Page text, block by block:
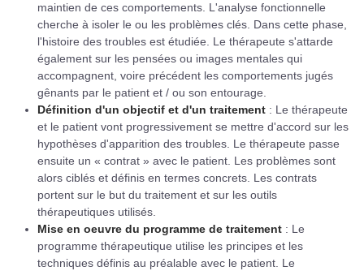
maintien de ces comportements. L'analyse fonctionnelle
cherche à isoler le ou les problèmes clés. Dans cette phase,
l'histoire des troubles est étudiée. Le thérapeute s'attarde
également sur les pensées ou images mentales qui
accompagnent, voire précédent les comportements jugés
gênants par le patient et / ou son entourage.
Définition d'un objectif et d'un traitement : Le thérapeute
et le patient vont progressivement se mettre d'accord sur les
hypothèses d'apparition des troubles. Le thérapeute passe
ensuite un « contrat » avec le patient. Les problèmes sont
alors ciblés et définis en termes concrets. Les contrats
portent sur le but du traitement et sur les outils
thérapeutiques utilisés.
Mise en oeuvre du programme de traitement : Le
programme thérapeutique utilise les principes et les
techniques définis au préalable avec le patient. Le